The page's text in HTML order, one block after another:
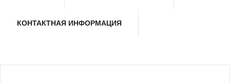
КОНТАКТНАЯ ИНФОРМАЦИЯ